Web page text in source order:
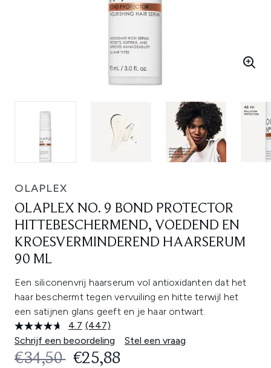
OLAPLEX
OLAPLEX NO. 9 BOND PROTECTOR
HITTEBESCHERMEND, VOEDEND EN
KROESVERMINDEREND HAARSERUM
90 ML
Een siliconenvrij haarserum vol antioxidanten dat het
haar beschermt tegen vervuiling en hitte terwijl het
een satijnen glans geeft en je haar ontwart.
4.7 Lees
447
beoordelingen.
Dezelfde
(447)
Schrijf een beoordeling
Stel een vraag
RECOMMENDED RETAIL PRICE:
€34,50 HUIDIGE PRIJS:
€25,88